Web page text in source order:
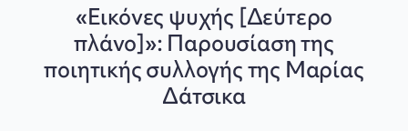
«Εικόνες ψυχής [Δεύτερο
πλάνο]»: Παρουσίαση της
ποιητικής συλλογής της Μαρίας
Δάτσικα